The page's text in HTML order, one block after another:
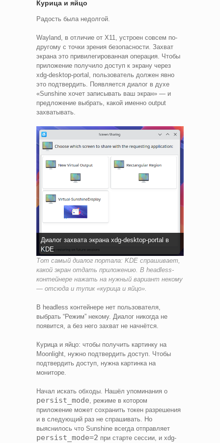
Курица и яйцо
Радость была недолгой.
Wayland, в отличие от X11, устроен совсем по-
другому с точки зрения безопасности. Захват
экрана это привилегированная операция. Чтобы
приложение получило доступ к экрану через
xdg-desktop-portal, пользователь должен явно
это подтвердить. Появляется диалог в духе
«Sunshine хочет записывать ваш экран» — и
предложение выбрать, какой именно output
захватывать.
Диалог захвата экрана xdg-desktop-portal в
KDE
Тот самый диалог портала: KDE спрашивает,
какой экран отдать приложению. В headless-
контейнере нажать на нужный вариант некому
— отсюда и тупик «курица и яйцо».
В headless контейнере нет пользователя,
выбрать “Режим” некому. Диалог никогда не
появится, а без него захват не начнётся.
Курица и яйцо: чтобы получить картинку на
Moonlight, нужно подтвердить доступ. Чтобы
подтвердить доступ, нужна картинка на
мониторе.
Начал искать обходы. Нашёл упоминания о
persist_mode, режиме в котором
приложение может сохранить токен разрешения
и в следующий раз не спрашивать. Но
выяснилось что Sunshine всегда отправляет
persist_mode=2 при старте сессии, и xdg-